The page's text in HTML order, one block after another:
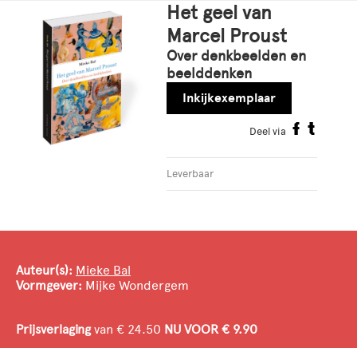
Het geel van
Marcel Proust
Over denkbeelden en
beelddenken
Inkijkexemplaar
Deel via
Leverbaar
Auteur(s): Mieke Bal
Vormgever: Mijke Wondergem
Prijsverlagingvan € 24.50 NU VOOR € 9.90